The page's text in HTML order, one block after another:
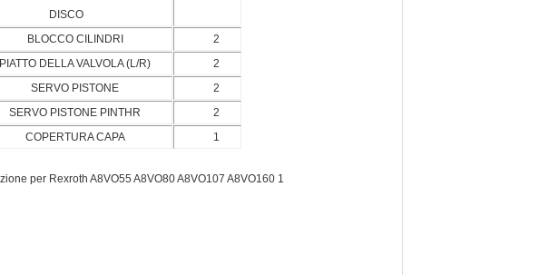
DISCO
BLOCCO CILINDRI
2
PIATTO DELLA VALVOLA (L/R)
2
SERVO PISTONE
2
SERVO PISTONE PINTHR
2
COPERTURA CAPA 1